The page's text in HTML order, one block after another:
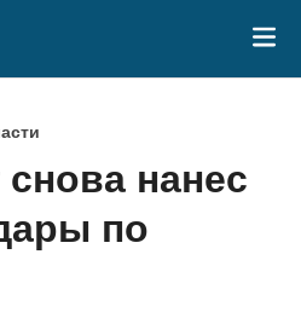
нанес
по